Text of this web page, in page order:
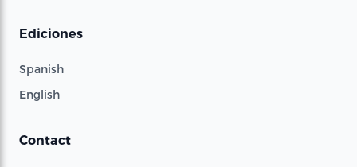
Ediciones
Spanish
English
Contact